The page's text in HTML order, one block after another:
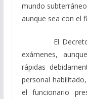
mundo
aunque sea con el
El Decreto
exámenes,
rápidas
personal
el funcionario